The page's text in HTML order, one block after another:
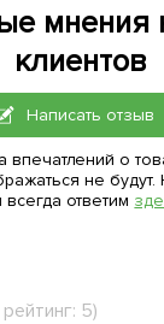
мнения
клиентов
Написать отзыв
впечатлений о
не
ответим
5)